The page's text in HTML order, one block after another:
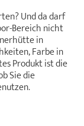
Und da darf
Bereich nicht
in
Farbe in
Produkt ist die
Sie die